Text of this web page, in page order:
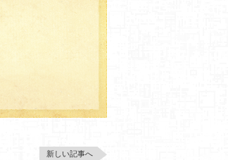
新しい記事へ